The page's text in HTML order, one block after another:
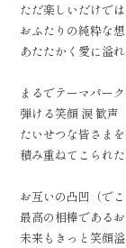
ただ楽しいだけで
おふたりの純粋な
あたたかく愛に溢
まるでテーマパー
弾ける笑顔 涙 歓声
たいせつな皆さま
積み重ねてこられ
お互いの凸凹（で
最高の相棒である
未来もきっと笑顔